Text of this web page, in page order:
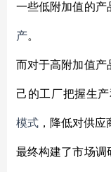
一些低附加值的产
产。
而对于高附加值产
己的工厂把握生
模式 ，降低对供应
最终构建了市场调